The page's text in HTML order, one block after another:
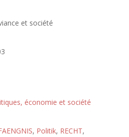
et société
économie et société
, Politik, RECHT,